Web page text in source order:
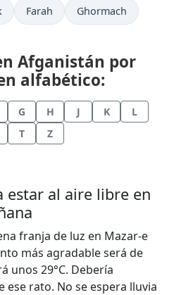
Farah Ghormach
Afganistán por
alfabético:
G H J K
L
T Z
estar al aire libre en
franja de luz en Mazar-e
más agradable será de
unos 29°C. Debería
rato. No se espera lluvia